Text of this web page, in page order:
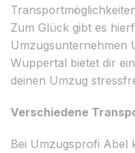
Zum Glück gibt es
Umzugsunternehmen
Wuppertal bietet dir
deinen Umzug
Verschiedene
Bei Umzugsprofi Abel